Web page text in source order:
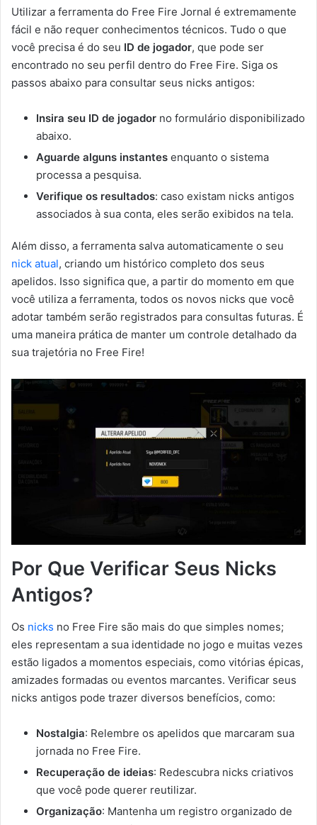
Utilizar a ferramenta do Free Fire Jornal é extremamente
fácil e não requer conhecimentos técnicos. Tudo o que
você precisa é do seu ID de jogador, que pode ser
encontrado no seu perfil dentro do Free Fire. Siga os
passos abaixo para consultar seus nicks antigos:
Insira seu ID de jogador no formulário disponibilizado
abaixo.
Aguarde alguns instantes enquanto o sistema
processa a pesquisa.
Verifique os resultados: caso existam nicks antigos
associados à sua conta, eles serão exibidos na tela.
Além disso, a ferramenta salva automaticamente o seu
nick atual, criando um histórico completo dos seus
apelidos. Isso significa que, a partir do momento em que
você utiliza a ferramenta, todos os novos nicks que você
adotar também serão registrados para consultas futuras. É
uma maneira prática de manter um controle detalhado da
sua trajetória no Free Fire!
Por Que Verificar Seus Nicks
Antigos?
Os nicks no Free Fire são mais do que simples nomes;
eles representam a sua identidade no jogo e muitas vezes
estão ligados a momentos especiais, como vitórias épicas,
amizades formadas ou eventos marcantes. Verificar seus
nicks antigos pode trazer diversos benefícios, como:
Nostalgia: Relembre os apelidos que marcaram sua
jornada no Free Fire.
Recuperação de ideias: Redescubra nicks criativos
que você pode querer reutilizar.
Organização: Mantenha um registro organizado de